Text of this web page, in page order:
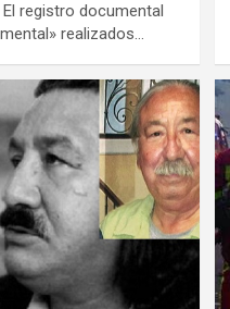
registro documental
realizados…